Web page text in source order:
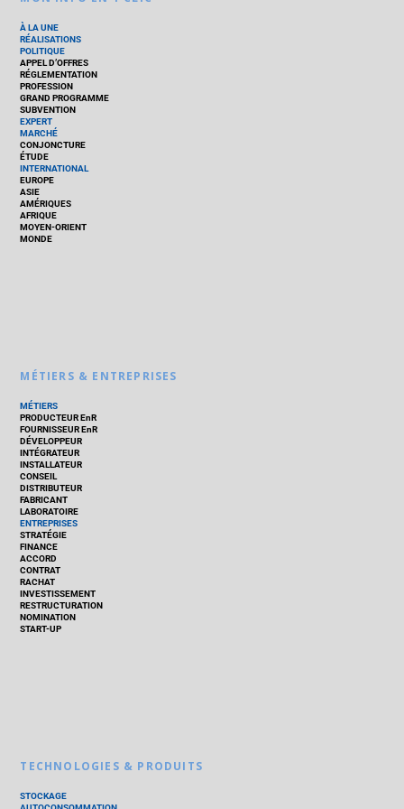
À LA UNE
RÉALISATIONS
POLITIQUE
APPEL D’OFFRES
RÉGLEMENTATION
PROFESSION
GRAND PROGRAMME
SUBVENTION
EXPERT
MARCHÉ
CONJONCTURE
ÉTUDE
INTERNATIONAL
EUROPE
ASIE
AMÉRIQUES
AFRIQUE
MOYEN-ORIENT
MONDE
MÉTIERS & ENTREPRISES
MÉTIERS
PRODUCTEUR EnR
FOURNISSEUR EnR
DÉVELOPPEUR
INTÉGRATEUR
INSTALLATEUR
CONSEIL
DISTRIBUTEUR
FABRICANT
LABORATOIRE
ENTREPRISES
STRATÉGIE
FINANCE
ACCORD
CONTRAT
RACHAT
INVESTISSEMENT
RESTRUCTURATION
NOMINATION
START-UP
TECHNOLOGIES & PRODUITS
STOCKAGE